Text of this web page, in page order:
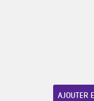
AJOUTER